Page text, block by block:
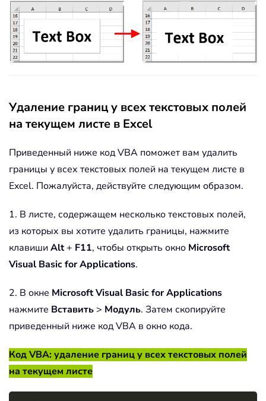
Удаление границ у всех текстовых полей
на текущем листе в Excel
Приведенный ниже код VBA поможет вам удалить
границы у всех текстовых полей на текущем листе в
Excel. Пожалуйста, действуйте следующим образом.
1. В листе, содержащем несколько текстовых полей,
из которых вы хотите удалить границы, нажмите
клавиши Alt+ F11, чтобы открыть окно Microsoft
Visual Basic for Applications.
2. В окне Microsoft Visual Basic for Applications
нажмите Вставить > Модуль. Затем скопируйте
приведенный ниже код VBA в окно кода.
Код VBA: удаление границ у всех текстовых полей
на текущем листе